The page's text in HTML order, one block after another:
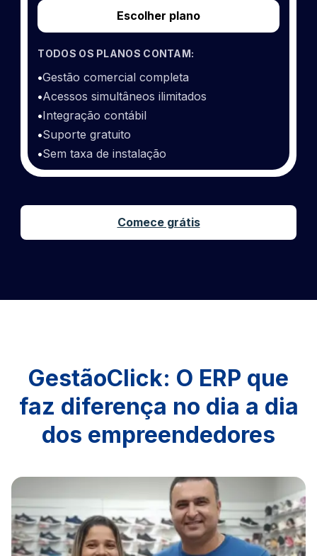
Escolher plano
TODOS OS PLANOS CONTAM:
•Gestão comercial completa
•Acessos simultâneos ilimitados
•Integração contábil
•Suporte gratuito
•Sem taxa de instalação
Comece grátis
GestãoClick: O ERP que
faz diferença no dia a dia
dos empreendedores